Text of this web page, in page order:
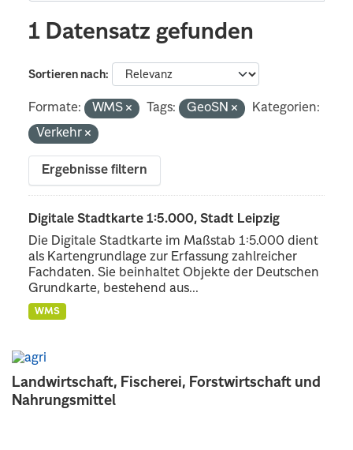
Landwirtschaft, Fischerei, Forstwirtschaft und
Nahrungsmittel
1 Datensatz gefunden
Sortieren nach
Formate: WMS Tags: GeoSN
Kategorien:
Verkehr
Ergebnisse filtern
Digitale Stadtkarte 1:5.000, Stadt Leipzig
Die Digitale Stadtkarte im Maßstab 1:5.000 dient
als Kartengrundlage zur Erfassung zahlreicher
Fachdaten. Sie beinhaltet Objekte der Deutschen
Grundkarte, bestehend aus...
WMS